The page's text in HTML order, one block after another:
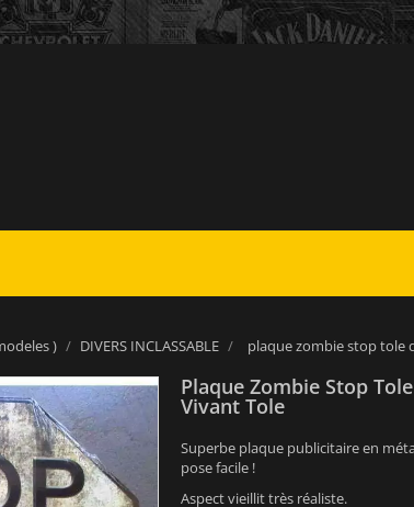
) DIVERS INCLASSABLE plaque zombie stop tole
Plaque Zombie Stop
Vivant Tole
Superbe plaque publicitaire en
pose facile !
Aspect vieillit très réaliste.